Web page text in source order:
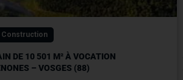
Construction
DE 10 501 M² À VOCATION
– VOSGES (88)